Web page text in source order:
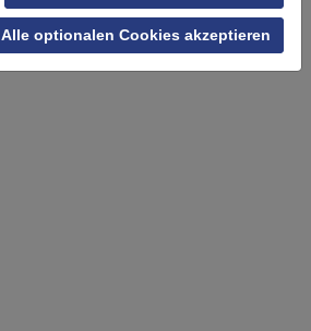
Alle optionalen Cookies akzeptieren